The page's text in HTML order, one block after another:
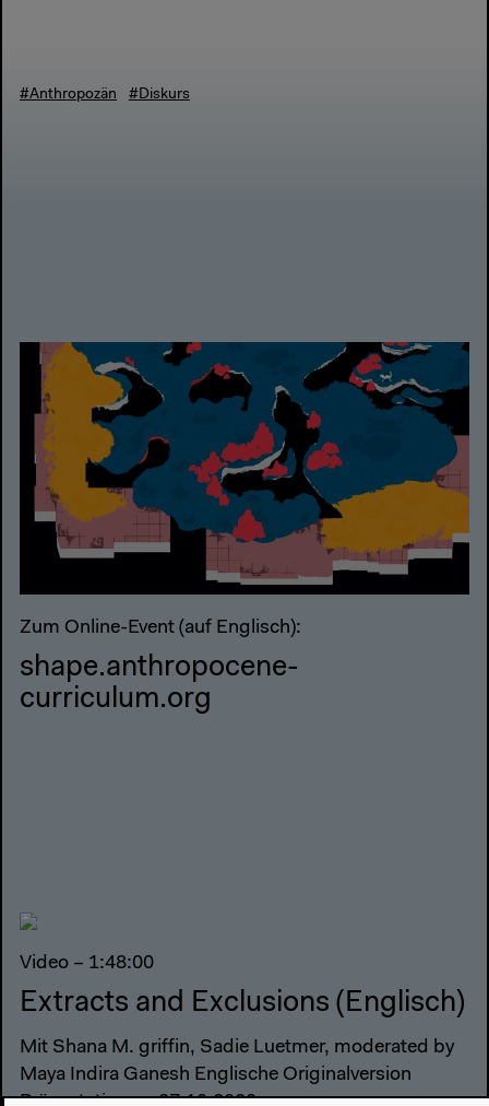
#Anthropozän #Diskurs
Zum Online-Event (auf Englisch):
shape.anthropocene-
curriculum.org
Video – 1:48:00
Extracts and Exclusions (Englisch)
Mit Shana M. griffin, Sadie Luetmer, moderated by
Maya Indira Ganesh Englische Originalversion